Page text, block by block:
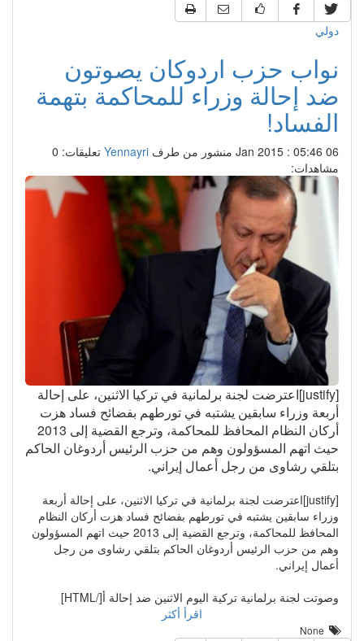
دولي
نواب حزب اردوكان يصوتون
ضد إحالة وزراء للمحاكمة بتهمة
الفساد!
منشور من طرفYennayri تعليقات: 0
مشاهدات:
[justify]اعترضت لجنة برلمانية في تركيا الاثنين، على إحالة
أربعة وزراء سابقين يشتبه في تورطهم بفضائح فساد هزت
أركان النظام المحافظ للمحاكمة، وترجع القضية إلى 2013
حيث اتهم المسؤولون وهم من حزب الرئيس أردوغان الحاكم
بتلقي رشاوى من رجل أعمال إيراني.
[justify]اعترضت لجنة برلمانية في تركيا الاثنين، على إحالة أربعة
وزراء سابقين يشتبه في تورطهم بفضائح فساد هزت أركان النظام
المحافظ للمحاكمة، وترجع القضية إلى 2013 حيث اتهم المسؤولون
وهم من حزب الرئيس أردوغان الحاكم بتلقي رشاوى من رجل
أعمال إيراني.
وصوتت لجنة برلمانية تركية اليوم الاثنين ضد إحالة أ[/HTML]
اقرأ أكثر
None